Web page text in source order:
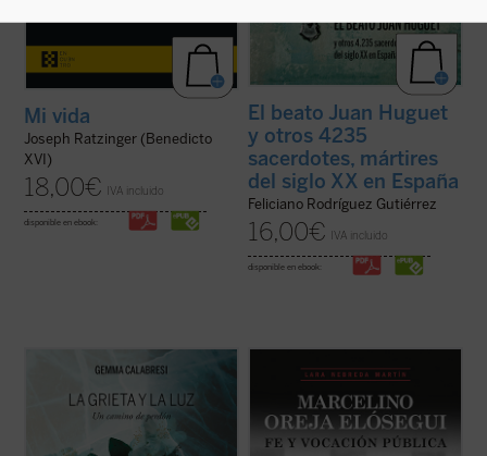
Mi vida
Joseph Ratzinger (Benedicto
XVI)
18,00€ IVA incluido
disponible en ebook:
El beato Juan Huguet
y otros 4235
sacerdotes, mártires
del siglo XX en España
Feliciano Rodríguez Gutiérrez
16,00€ IVA incluido
disponible en ebook:
Este libro es el relato de un viaje, el que
Calabresi, ha recorrido desde el día del
asesinato de su marido. Con prólogo de
La grieta y la luz
es un
testimonio intenso, conmovedor y sincero
mi padre, a quien no conocí, ya que fue
asesinado en Mondragón el 5 de octubre de
1934 estando mi madre embarazada de su
primer y único hijo; yo nací el 13 de febrero
Hace años ...(ver ficha)